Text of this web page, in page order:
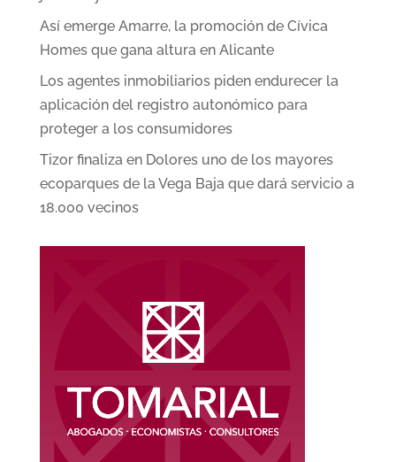
Así emerge Amarre, la promoción de Cívica
Homes que gana altura en Alicante
Los agentes inmobiliarios piden endurecer la
aplicación del registro autonómico para
proteger a los consumidores
Tizor finaliza en Dolores uno de los mayores
ecoparques de la Vega Baja que dará servicio a
18.000 vecinos